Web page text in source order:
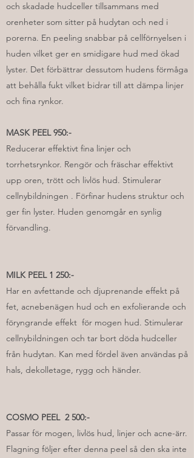
och skadade hudceller tillsammans med
orenheter som sitter på hudytan och ned i
porerna. En peeling snabbar på cellförnyelsen i
huden vilket ger en smidigare hud med ökad
lyster. Det förbättrar dessutom hudens förmåga
att behålla fukt vilket bidrar till att dämpa linjer
och fina rynkor.
MASK PEEL 950:-
Reducerar effektivt fina linjer och
torrhetsrynkor. Rengör och fräschar effektivt
upp oren, trött och livlös hud. Stimulerar
cellnybildningen . Förfinar hudens struktur och
ger fin lyster. Huden genomgår en synlig
förvandling.
MILK PEEL 1 250:-
Har en avfettande och djuprenande effekt på
fet, acnebenägen hud och en exfolierande och
föryngrande effekt för mogen hud. Stimulerar
cellnybildningen och tar bort döda hudceller
från hudytan. Kan med fördel även användas på
hals, dekolletage, rygg och händer.
COSMO PEEL 2 500:-
Passar för mogen, livlös hud, linjer och acne-ärr.
Flagning följer efter denna peel så den ska inte